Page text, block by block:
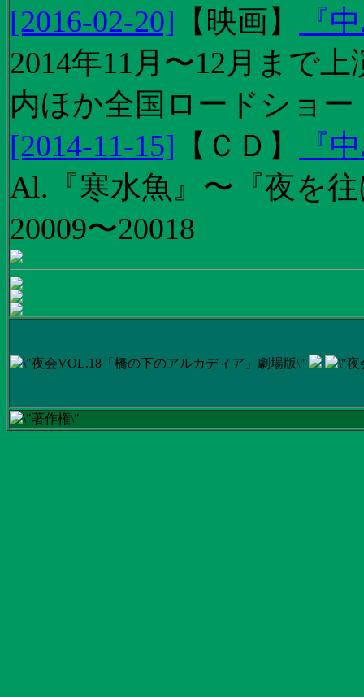
[2016-02-20] 【 映画】
『
2014年11月〜12月まで
内ほか全国ロードショー
[2014-11-15] 【 ＣＤ 】
『
Al.『寒水魚』〜『夜を
20009〜20018